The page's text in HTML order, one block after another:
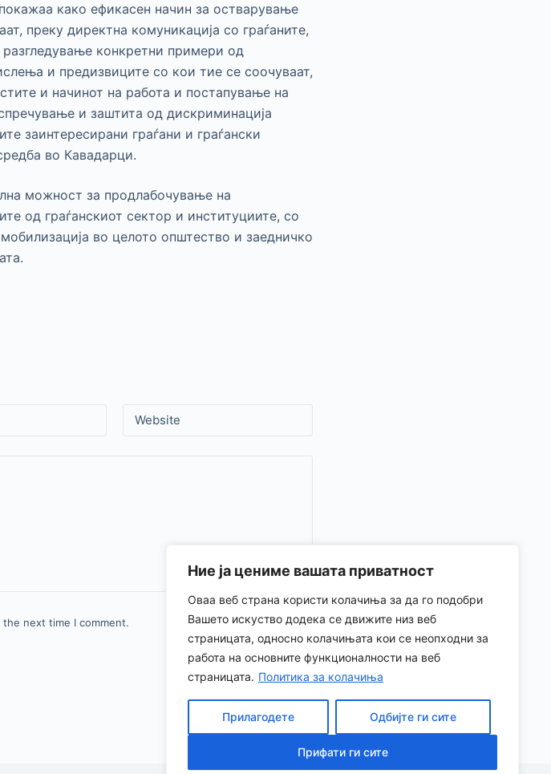
Ние ја цениме вашата приватност
Оваа веб страна користи колачиња за да го подобри
Вашето искуство додека се движите низ веб
страницата, односно колачињата кои се неопходни за
работа на основните функционалности на веб
страницата. Политика за колачиња
Прилагодете Одбијте ги сите
Прифати ги сите
како ефикасен начин за остварување
преку директна комуникација со граѓаните,
конкретни примери од
и предизвиците со кои тие се соочуваат,
и начинот на работа и постапување на
и заштита од дискриминација
заинтересирани граѓани и граѓански
во Кавадарци.
можност за продлабочување на
од граѓанскиот сектор и институциите, со
во целото општество и заедничко
Website
next time I comment.